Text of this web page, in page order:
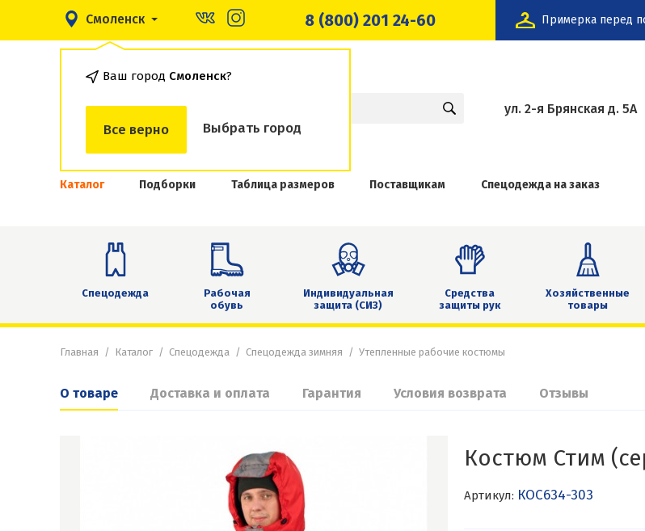
Смоленск
Ваш город Смоленск?
Все верно Выбрать город
8 (800) 201 24-60 Примерка перед
ул. 2-я Брянская д. 5А
Каталог Подборки Таблица размеров Поставщикам Спецодежда на заказ
Спецодежда
Рабочая
обувь
Индивидуальная
защита (СИЗ)
Средства
защиты рук
Хозяйственные
товары
Главная Каталог Спецодежда Спецодежда зимняя Утепленные рабочие костюмы
О товаре Доставка и оплата Гарантия Условия возврата Отзывы
Костюм Стим
Артикул: КОС634-303